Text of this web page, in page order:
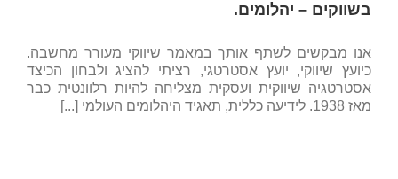
בשווקים – יהלומים.
אנו מבקשים לשתף אותך במאמר שיווקי מעורר מחשבה.
כיועץ שיווקי, יועץ אסטרטגי, רציתי להציג ולבחון הכיצד
אסטרטגיה שיווקית ועסקית מצליחה להיות רלוונטית כבר
מאז 1938. לידיעה כללית, תאגיד היהלומים העולמי [...]